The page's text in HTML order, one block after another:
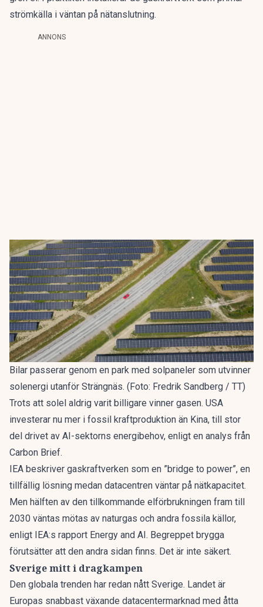
strömkälla i väntan på nätanslutning.
ANNONS
Bilar passerar genom en park med solpaneler som utvinner
solenergi utanför Strängnäs. (Foto: Fredrik Sandberg / TT)
Trots att solel aldrig varit billigare vinner gasen. USA
investerar nu mer i fossil kraftproduktion än Kina, till stor
del drivet av AI-sektorns energibehov, enligt en analys från
Carbon Brief.
IEA beskriver gaskraftverken som en ”bridge to power”, en
tillfällig lösning medan datacentren väntar på nätkapacitet.
Men hälften av den tillkommande elförbrukningen fram till
2030 väntas mötas av naturgas och andra fossila källor,
enligt IEA:s rapport Energy and AI. Begreppet brygga
förutsätter att den andra sidan finns. Det är inte säkert.
Sverige mitt i dragkampen
Den globala trenden har redan nått Sverige. Landet är
Europas snabbast växande datacentermarknad med åtta